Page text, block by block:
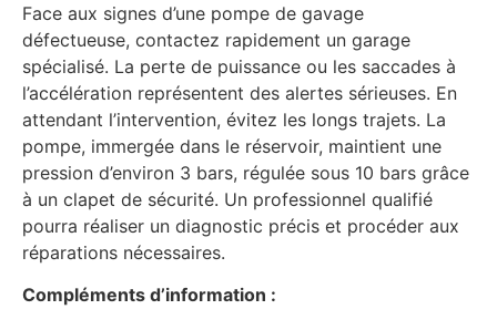
Face aux signes d’une pompe de gavage
défectueuse, contactez rapidement un garage
spécialisé. La perte de puissance ou les saccades à
l’accélération représentent des alertes sérieuses. En
attendant l’intervention, évitez les longs trajets. La
pompe, immergée dans le réservoir, maintient une
pression d’environ 3 bars, régulée sous 10 bars grâce
à un clapet de sécurité. Un professionnel qualifié
pourra réaliser un diagnostic précis et procéder aux
réparations nécessaires.
Compléments d’information :